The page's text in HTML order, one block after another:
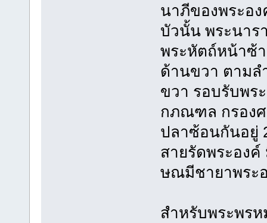
นาภีของพระอ
บัวนั้น พระนาร
พระหัตถ์หน้าซ้
ด้านขวา ตาม
ขวา รอบรับพร
กภณฑล กรองศ
ปลาซ้อนกันอยู่
สายรัดพระอง
ษณมีชายาพระ
สำหรับพระพร